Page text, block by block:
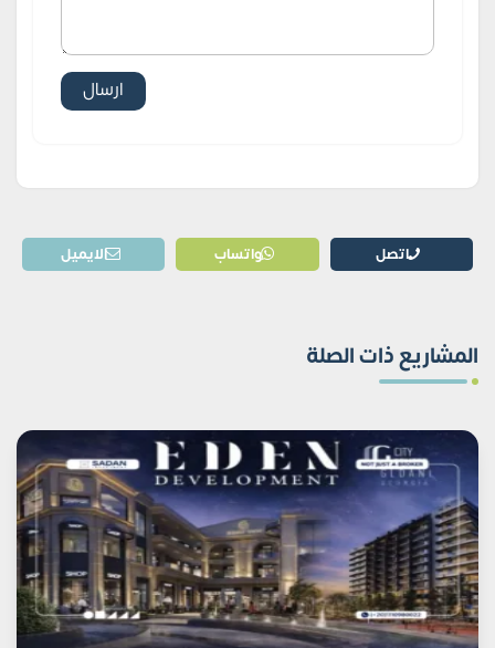
اتصل واتساب الايميل
المشاريع ذات الصلة